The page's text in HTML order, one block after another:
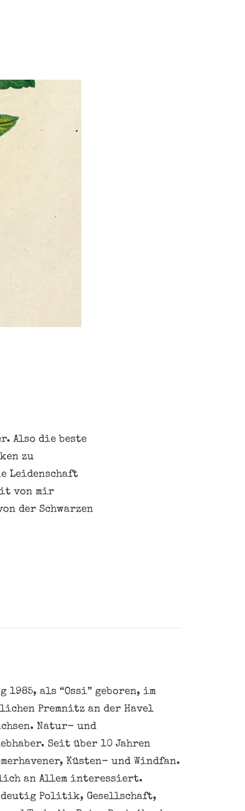
Also die beste
zu
Leidenschaft
von mir
der Schwarzen
1985, als “Ossi” geboren, im
Premnitz an der Havel
Natur- und
Seit über 10 Jahren
Küsten- und Windfan.
an Allem interessiert.
Politik, Gesellschaft,